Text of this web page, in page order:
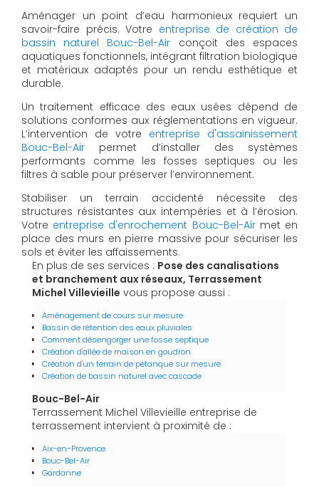
Aménager un point d’eau harmonieux requiert un
savoir-faire précis. Votre entreprise de création de
bassin naturel Bouc-Bel-Air conçoit des espaces
aquatiques fonctionnels, intégrant filtration biologique
et matériaux adaptés pour un rendu esthétique et
durable.
Un traitement efficace des eaux usées dépend de
solutions conformes aux réglementations en vigueur.
L’intervention de votre entreprise d'assainissement
Bouc-Bel-Air permet d’installer des systèmes
performants comme les fosses septiques ou les
filtres à sable pour préserver l’environnement.
Stabiliser un terrain accidenté nécessite des
structures résistantes aux intempéries et à l’érosion.
Votre entreprise d'enrochement Bouc-Bel-Airmet en
place des murs en pierre massive pour sécuriser les
sols et éviter les affaissements.
En plus de ses services : Pose des canalisations
et branchement aux réseaux, Terrassement
Michel Villevieille vous propose aussi :
Aménagement de cours sur mesure
Bassin de rétention des eaux pluviales
Comment désengorger une fosse septique
Création d'allée de maison en goudron
Création d'un terrain de pétanque sur mesure
Création de bassin naturel avec cascade
Bouc-Bel-Air
Terrassement Michel Villevieille entreprise de
terrassement intervient à proximité de :
Aix-en-Provence
Bouc-Bel-Air
Gardanne